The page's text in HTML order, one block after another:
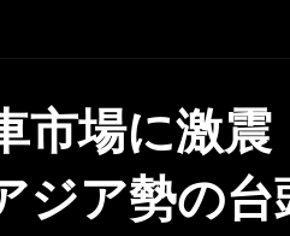
市場に激
ジア勢の台